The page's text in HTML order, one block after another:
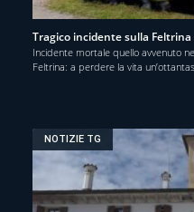
Tragico incidente sulla Feltrina
Incidente mortale quello avvenuto
Feltrina: a perdere la vita
NOTIZIE TG